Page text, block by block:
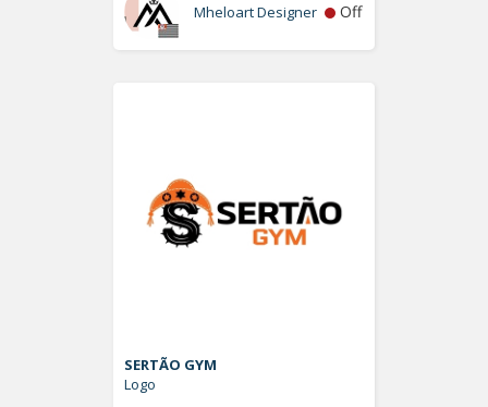
Mheloart Designer Off
SERTÃO GYM
Logo